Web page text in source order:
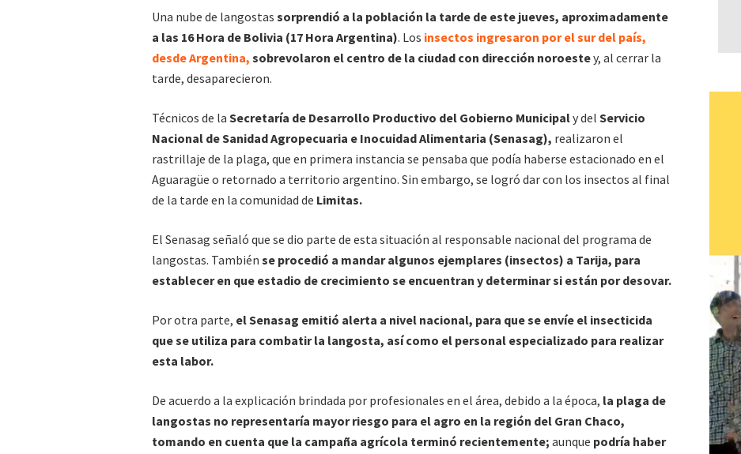
Una nube de langostas sorprendió a la población la tarde de este jueves, aproximadamente
a las 16 Hora de Bolivia (17 Hora Argentina). Los insectos ingresaron por el sur del país,
desde Argentina, sobrevolaron el centro de la ciudad con dirección noroestey, al cerrar la
tarde, desaparecieron.
Técnicos de la Secretaría de Desarrollo Productivo del Gobierno Municipaly del Servicio
Nacional de Sanidad Agropecuaria e Inocuidad Alimentaria (Senasag), realizaron el
rastrillaje de la plaga, que en primera instancia se pensaba que podía haberse estacionado en el
Aguaragüe o retornado a territorio argentino. Sin embargo, se logró dar con los insectos al final
de la tarde en la comunidad de Limitas.
El Senasag señaló que se dio parte de esta situación al responsable nacional del programa de
langostas. También se procedió a mandar algunos ejemplares (insectos) a Tarija, para
establecer en que estadio de crecimiento se encuentran y determinar si están por desovar.
Por otra parte, el Senasag emitió alerta a nivel nacional, para que se envíe el insecticida
que se utiliza para combatir la langosta, así como el personal especializado para realizar
esta labor.
De acuerdo a la explicación brindada por profesionales en el área, debido a la época, la plaga de
langostas no representaría mayor riesgo para el agro en la región del Gran Chaco,
tomando en cuenta que la campaña agrícola terminó recientemente; aunque podría haber